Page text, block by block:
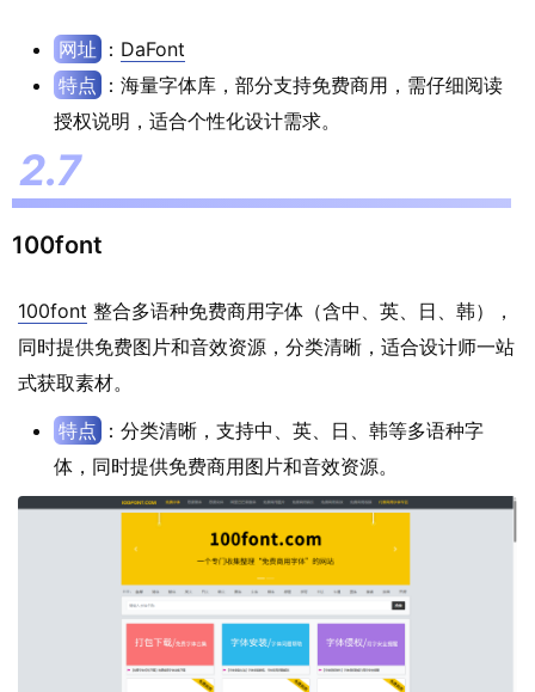
网址 ： DaFont
特点 ：海量字体库，部分支持免费商用，需仔细阅读
授权说明，适合个性化设计需求。
100font
100font 整合多语种免费商用字体（含中、英、日、韩），
同时提供免费图片和音效资源，分类清晰，适合设计师一站
式获取素材。
特点 ：分类清晰，支持中、英、日、韩等多语种字
体，同时提供免费商用图片和音效资源。